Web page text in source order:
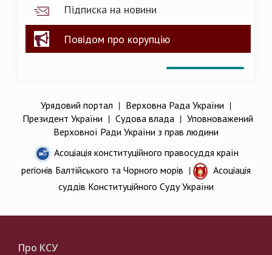
Підписка на новини
Повідом про корупцію
Урядовий портал | Верховна Рада України |
Президент України | Судова влада| Уповноважений
Верховної Ради України з прав людини
Асоціація конституційного правосуддя країн
регіонів Балтійського та Чорного морів |
Асоціація
суддів Конституційного Суду України
Про КСУ